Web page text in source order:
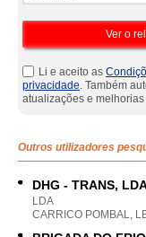
Li e aceito as
privacidade. Também
atualizações e
Outros utilizadores
DHG - TRANS,
LDA
CARRICO POMBAL,